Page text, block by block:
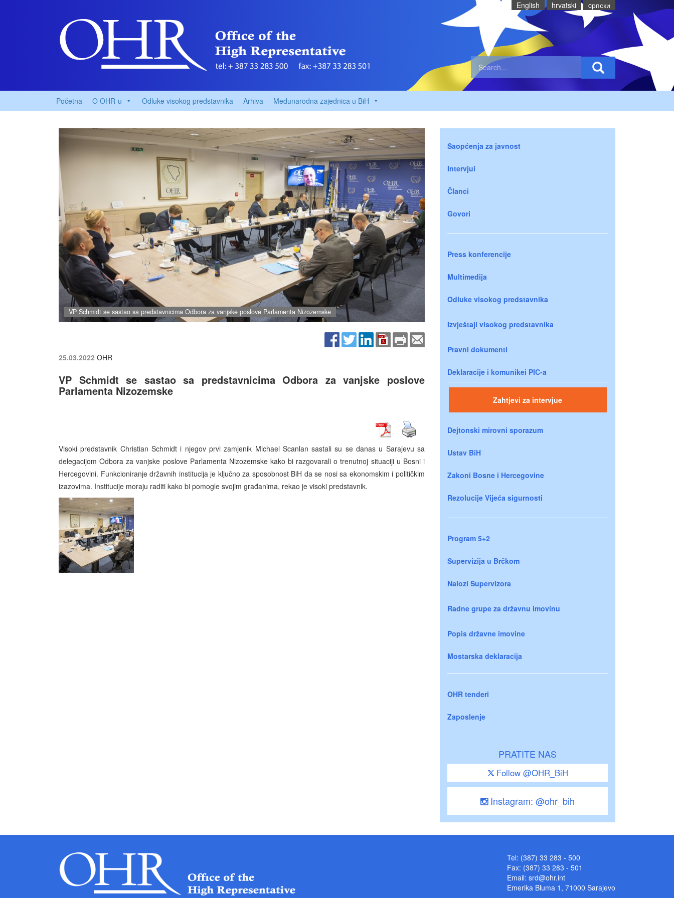
English hrvatski cрпски
Početna O OHR-u Odluke visokog predstavnika Arhiva Međunarodna zajednica u BiH
VP Schmidt se sastao sa predstavnicima Odbora za vanjske poslove Parlamenta Nizozemske
25.03.2022 OHR
VP Schmidt se sastao sa predstavnicima Odbora za vanjske poslove
Parlamenta Nizozemske
Visoki predstavnik Christian Schmidt i njegov prvi zamjenik Michael Scanlan sastali su se danas u Sarajevu sa
delegacijom Odbora za vanjske poslove Parlamenta Nizozemske kako bi razgovarali o trenutnoj situaciji u Bosni i
Hercegovini. Funkcioniranje državnih institucija je ključno za sposobnost BiH da se nosi sa ekonomskim i političkim
izazovima. Institucije moraju raditi kako bi pomogle svojim građanima, rekao je visoki predstavnik.
Saopćenja za javnost
Intervjui
Članci
Govori
Press konferencije
Multimedija
Odluke visokog predstavnika
Izvještaji visokog predstavnika
Pravni dokumenti
Deklaracije i komunikei PIC-a
Zahtjevi za intervjue
Dejtonski mirovni sporazum
Ustav BiH
Zakoni Bosne i Hercegovine
Rezolucije Vijeća sigurnosti
Program 5+2
Supervizija u Brčkom
Nalozi Supervizora
Radne grupe za državnu imovinu
Popis državne imovine
Mostarska deklaracija
OHR tenderi
Zaposlenje
PRATITE NAS
Follow @OHR_BiH
Instagram: @ohr_bih
Tel: (387) 33 283 - 500
Fax: (387) 33 283 - 501
Email: srd@ohr.int
Emerika Bluma 1, 71000 Sarajevo